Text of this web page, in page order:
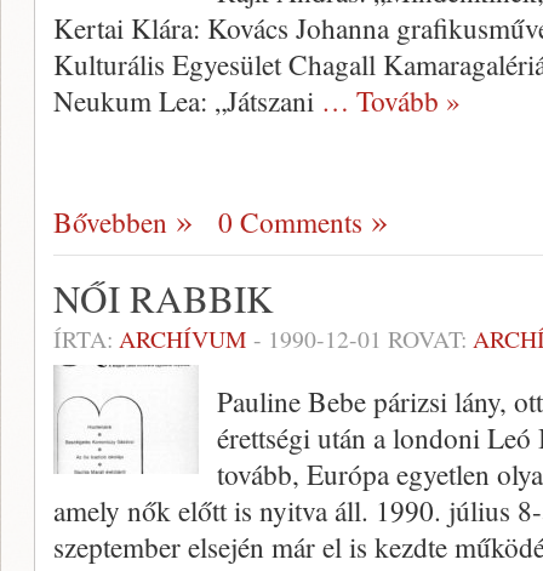
Kertai Klára: Kovács Johanna
Kulturális Egyesület Chagall
Neukum Lea: „Játszani … Tovább »
Bővebben 0 Comments
NŐI RABBIK
ÍRTA: ARCHÍVUM - 1990-12-01 ROVAT:
Pauline Bebe párizsi lány,
érettségi után a londoni
tovább, Európa egyetlen
amely nők előtt is nyitva áll. 1990. július
szeptember elsején már el is kezdte